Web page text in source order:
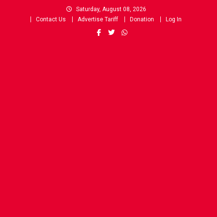
Saturday, August 08, 2026
Contact Us
Advertise Tariff Donation Log In